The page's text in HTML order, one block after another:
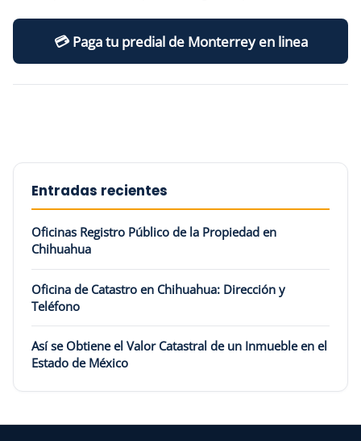
💳 Paga tu predial de Monterrey en linea
Entradas recientes
Oficinas Registro Público de la Propiedad en
Chihuahua
Oficina de Catastro en Chihuahua: Dirección y
Teléfono
Así se Obtiene el Valor Catastral de un Inmueble en el
Estado de México